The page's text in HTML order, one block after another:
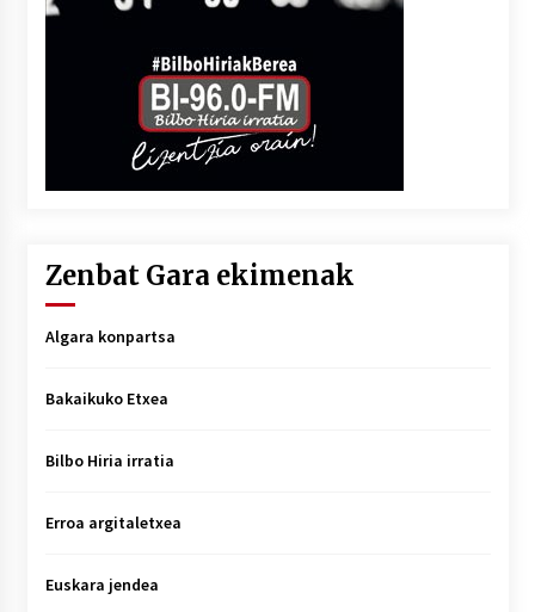
Zenbat Gara ekimenak
Algara konpartsa
Bakaikuko Etxea
Bilbo Hiria irratia
Erroa argitaletxea
Euskara jendea